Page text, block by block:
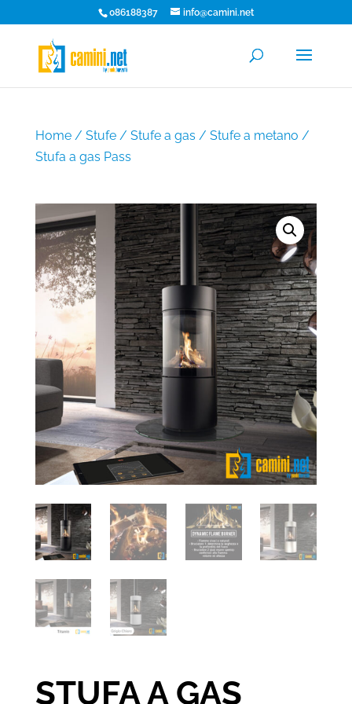
086188387 info@camini.net
Home/ Stufe/ Stufe a gas / Stufe a metano /
Stufa a gas Pass
STUFA A GAS